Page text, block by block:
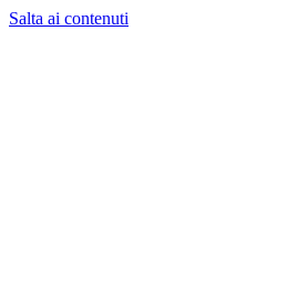
Salta ai contenuti